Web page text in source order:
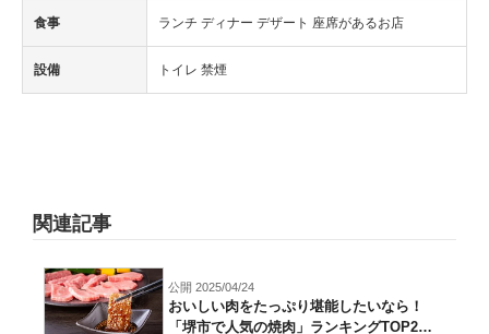
食事 ランチ ディナー デザート 座席があるお店
設備 トイレ 禁煙
関連記事
公開 2025/04/24
おいしい肉をたっぷり堪能したいなら！
「堺市で人気の焼肉」ランキングTOP2